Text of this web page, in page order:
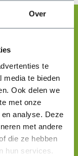
Over
te
media te bieden
Ook delen we
met onze
analyse. Deze
met andere
die ze hebben
hun services.
uit te zoeken